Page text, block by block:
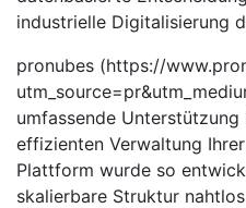
industrielle Digitalisierung
pronubes (https://
umfassende
effizienten Verwaltung
Plattform wurde so
skalierbare Struktur